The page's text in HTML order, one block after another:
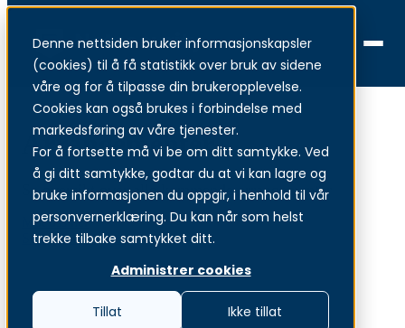
Denne nettsiden bruker informasjonskapsler
(cookies) til å få statistikk over bruk av sidene
våre og for å tilpasse din brukeropplevelse.
Cookies kan også brukes i forbindelse med
markedsføring av våre tjenester.
For å fortsette må vi be om ditt samtykke. Ved
å gi ditt samtykke, godtar du at vi kan lagre og
bruke informasjonen du oppgir, i henhold til vår
personvernerklæring. Du kan når som helst
trekke tilbake samtykket ditt.
Administrer cookies
Tillat Ikke tillat
Menu
Arrangementer
Se oversikt over alle kommende arrangementer
Møt oss her
Se våre webinarer